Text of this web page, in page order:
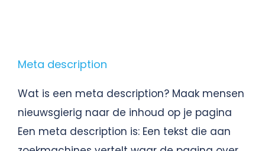
Meta description
Wat is een meta description? Maak mensen
nieuwsgierig naar de inhoud op je pagina
Een meta description is: Een tekst die aan